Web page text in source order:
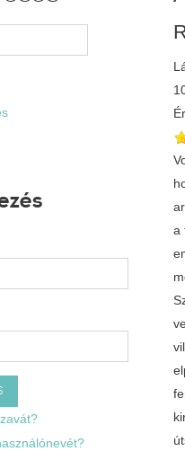
Volt egy öreg király, Zöld király volt az ű neve. Annak volt egy fia. A királyúrfi elhatározta, hogy elmenyen felesíget keresni.